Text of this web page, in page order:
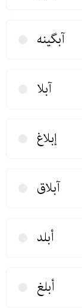
آبگینه
آبلا
إبلاغ
آبلاق
أبلد
أبلغ